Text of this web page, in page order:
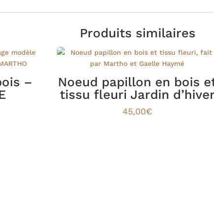
Produits similaires
–
Noeud papillon en bois
tissu fleuri Jardin
45,00€